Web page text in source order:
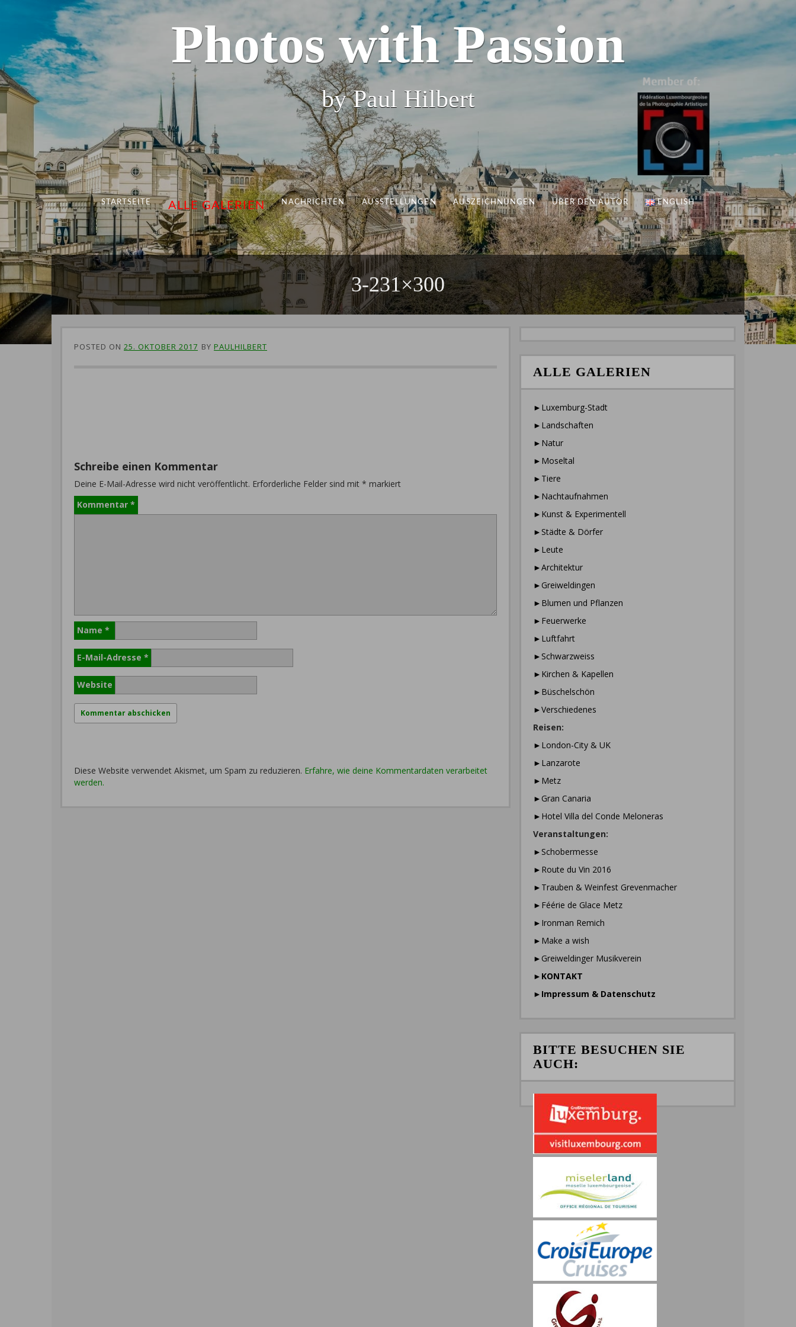
Photos with Passion
by Paul Hilbert
STARTSEITE ALLE GALERIEN NACHRICHTEN AUSSTELLUNGEN AUSZEICHNUNGEN ÜBER DEN AUTOR ENGLISH
3-231×300
POSTED ON 25. OKTOBER 2017 BY PAULHILBERT
Schreibe einen Kommentar
Deine E-Mail-Adresse wird nicht veröffentlicht. Erforderliche Felder sind mit * markiert
Kommentar *
Name *
E-Mail-Adresse *
Website
Diese Website verwendet Akismet, um Spam zu reduzieren. Erfahre, wie deine Kommentardaten verarbeitet
werden.
ALLE GALERIEN
►Luxemburg-Stadt
►Landschaften
►Natur
►Moseltal
►Tiere
►Nachtaufnahmen
►Kunst & Experimentell
►Städte & Dörfer
►Leute
►Architektur
►Greiweldingen
►Blumen und Pflanzen
►Feuerwerke
►Luftfahrt
►Schwarzweiss
►Kirchen & Kapellen
►Büschelschön
►Verschiedenes
Reisen:
►London-City & UK
►Lanzarote
►Metz
►Gran Canaria
►Hotel Villa del Conde Meloneras
Veranstaltungen:
►Schobermesse
►Route du Vin 2016
►Trauben & Weinfest Grevenmacher
►Féérie de Glace Metz
►Ironman Remich
►Make a wish
►Greiweldinger Musikverein
► KONTAKT
► Impressum & Datenschutz
BITTE BESUCHEN SIE
AUCH: